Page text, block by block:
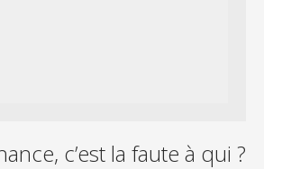
c’est la faute à qui ?